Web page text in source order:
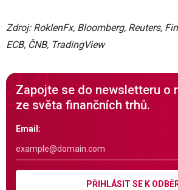
Zdroj: RoklenFx, Bloomberg, Reuters,
ECB, ČNB, TradingView
Zapojte se do newsletteru o
ze světa finančních trhů.
Email:
PŘIHLÁSIT SE K